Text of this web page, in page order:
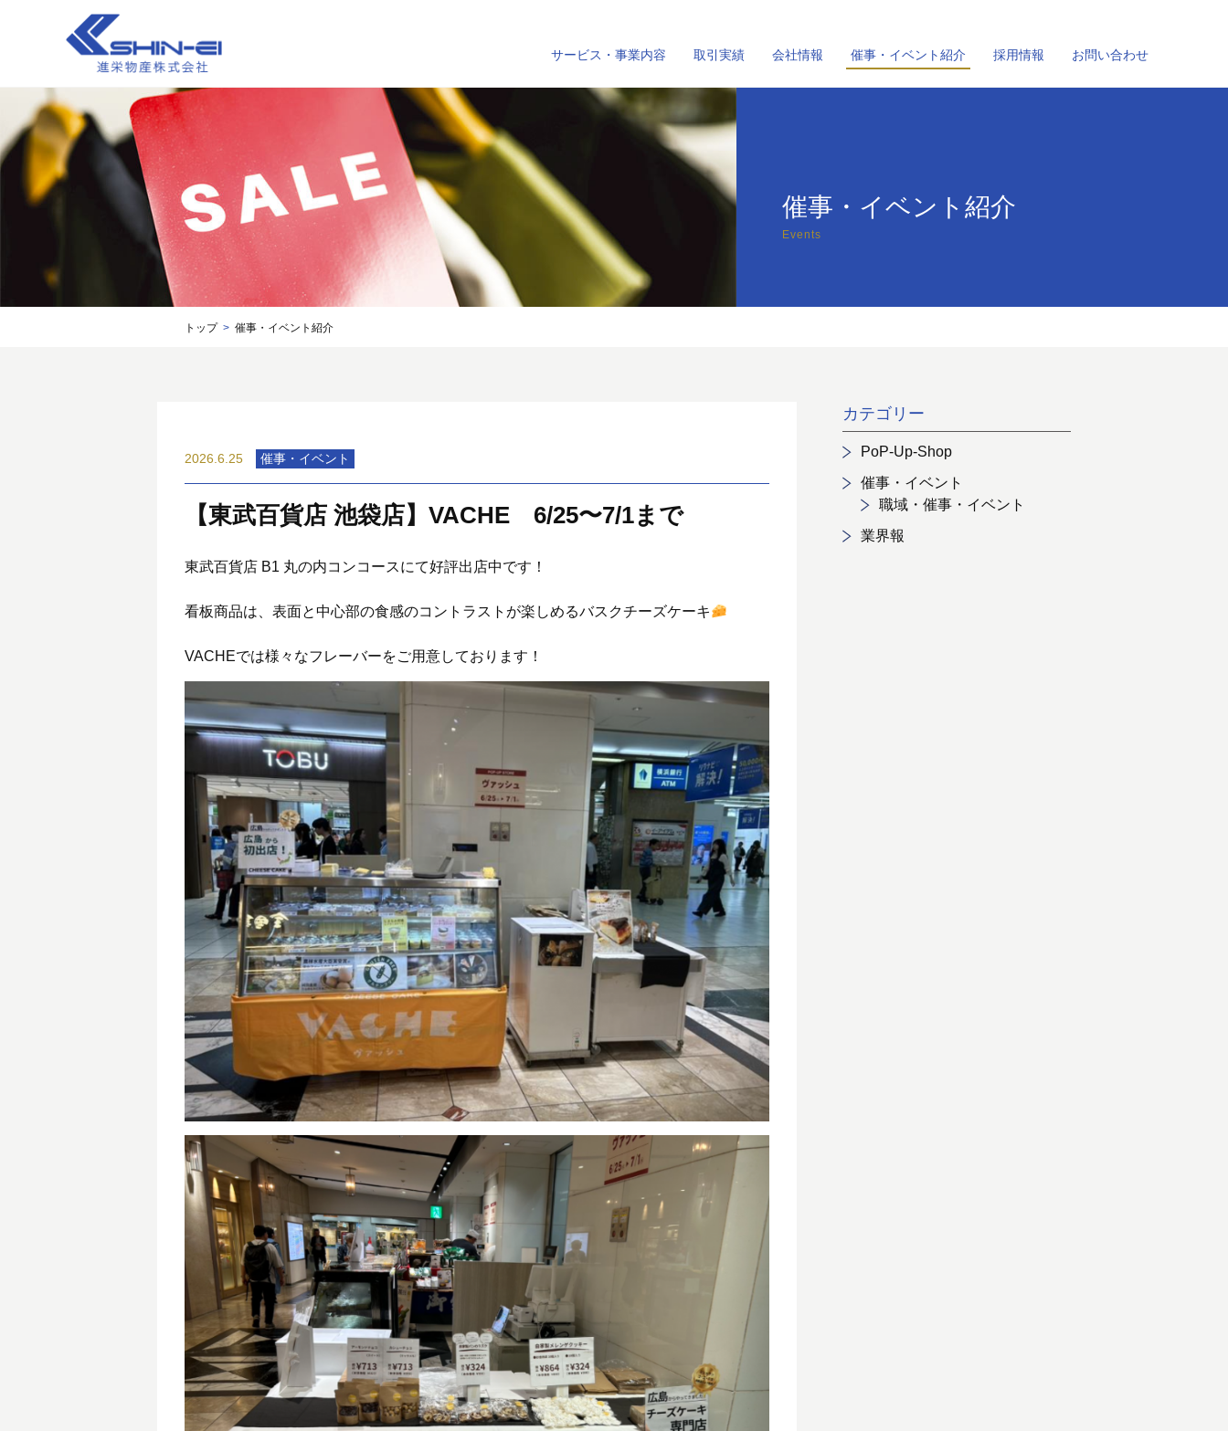
サービス・事業内容 取引実績 会社情報 催事・イベント紹介 採用情報 お問い合わせ
催事・イベント紹介
Events
トップ 催事・イベント紹介
2026.6.25 催事・イベント
【東武百貨店 池袋店】VACHE 6/25〜7/1まで
東武百貨店 B1 丸の内コンコースにて好評出店中です！
看板商品は、表面と中心部の食感のコントラストが楽しめるバスクチーズケーキ
VACHEでは様々なフレーバーをご用意しております！
カテゴリー
PoP-Up-Shop
催事・イベント
職域・催事・イベント
業界報